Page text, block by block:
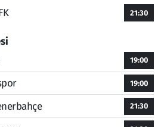
21:30
19:00
19:00
21:30